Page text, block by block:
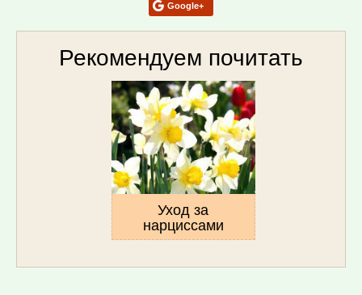
Google+
Рекомендуем почитать
Уход за
нарциссами